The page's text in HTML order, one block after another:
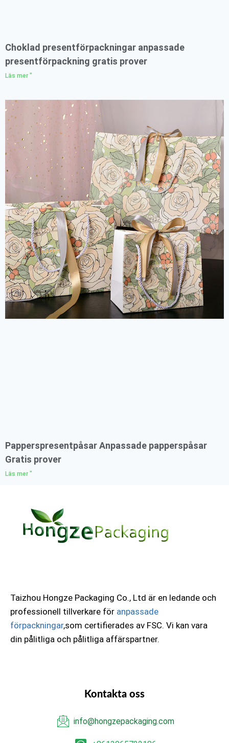
Choklad presentförpackningar anpassade
presentförpackning gratis prover
Läs mer "
Papperspresentpåsar Anpassade papperspåsar
Gratis prover
Läs mer "
Taizhou Hongze Packaging Co., Ltd är en ledande och
professionell tillverkare för anpassade
förpackningar,som certifierades av FSC. Vi kan vara
din pålitliga och pålitliga affärspartner.
Kontakta oss
info@hongzepackaging.com